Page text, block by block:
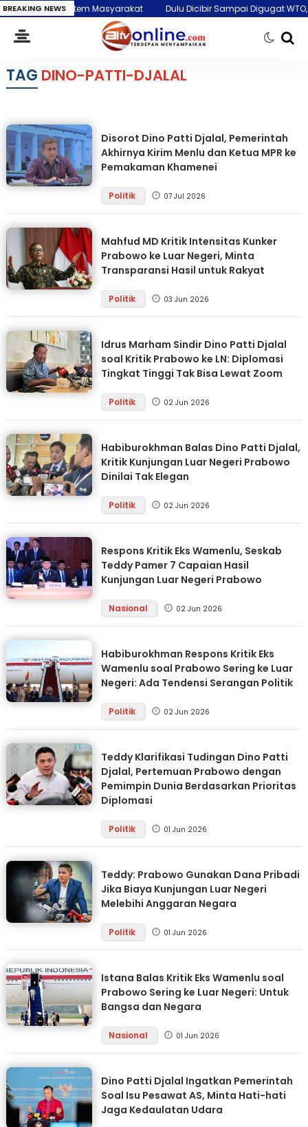
BREAKING NEWS
System Masyarakat Dulu Dicibir Sampai Digugat WTO, Kini
TAG DINO-PATTI-DJALAL
Disorot Dino Patti Djalal, Pemerintah
Akhirnya Kirim Menlu dan Ketua MPR ke
Pemakaman Khamenei
Politik 07 Jul 2026
Mahfud MD Kritik Intensitas Kunker
Prabowo ke Luar Negeri, Minta
Transparansi Hasil untuk Rakyat
Politik 03 Jun 2026
Idrus Marham Sindir Dino Patti Djalal
soal Kritik Prabowo ke LN: Diplomasi
Tingkat Tinggi Tak Bisa Lewat Zoom
Politik 02 Jun 2026
Habiburokhman Balas Dino Patti Djalal,
Kritik Kunjungan Luar Negeri Prabowo
Dinilai Tak Elegan
Politik 02 Jun 2026
Respons Kritik Eks Wamenlu, Seskab
Teddy Pamer 7 Capaian Hasil
Kunjungan Luar Negeri Prabowo
Nasional 02 Jun 2026
Habiburokhman Respons Kritik Eks
Wamenlu soal Prabowo Sering ke Luar
Negeri: Ada Tendensi Serangan Politik
Politik 02 Jun 2026
Teddy Klarifikasi Tudingan Dino Patti
Djalal, Pertemuan Prabowo dengan
Pemimpin Dunia Berdasarkan Prioritas
Diplomasi
Politik 01 Jun 2026
Teddy: Prabowo Gunakan Dana Pribadi
Jika Biaya Kunjungan Luar Negeri
Melebihi Anggaran Negara
Politik 01 Jun 2026
Istana Balas Kritik Eks Wamenlu soal
Prabowo Sering ke Luar Negeri: Untuk
Bangsa dan Negara
Nasional 01 Jun 2026
Dino Patti Djalal Ingatkan Pemerintah
Soal Isu Pesawat AS, Minta Hati-hati
Jaga Kedaulatan Udara